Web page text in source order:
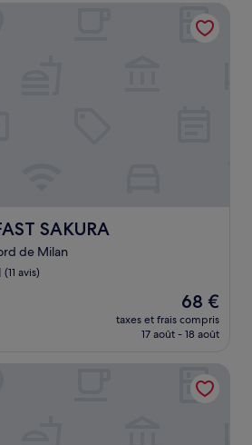
173 €
SAKURA
SAKURA
de Milan
(11 avis)
Le
nouveau
prix
de
68 €
68 €
taxes et frais compris
17 août - 18 août